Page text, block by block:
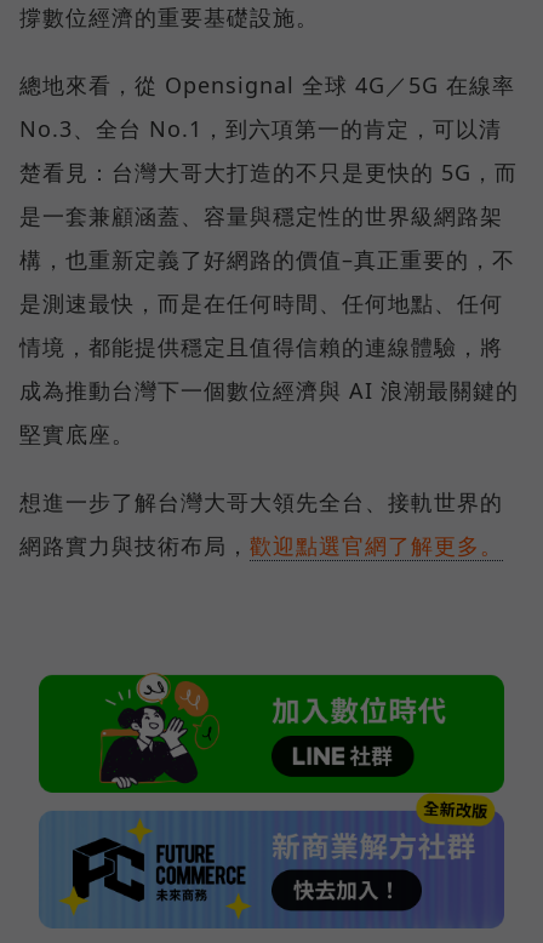
撐數位經濟的重要基礎設施。
總地來看，從 Opensignal 全球 4G／5G 在線率
No.3、全台 No.1，到六項第一的肯定，可以清
楚看見：台灣大哥大打造的不只是更快的 5G，而
是一套兼顧涵蓋、容量與穩定性的世界級網路架
構，也重新定義了好網路的價值–真正重要的，不
是測速最快，而是在任何時間、任何地點、任何
情境，都能提供穩定且值得信賴的連線體驗，將
成為推動台灣下一個數位經濟與 AI 浪潮最關鍵的
堅實底座。
想進一步了解台灣大哥大領先全台、接軌世界的
網路實力與技術布局， 歡迎點選官網了解更多。